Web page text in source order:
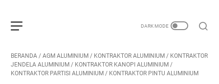
BERANDA / AGM ALUMINIUM / KONTRAKTOR ALUMINIUM / KONTRAKTOR
JENDELA ALUMINIUM / KONTRAKTOR KANOPI ALUMINIUM /
KONTRAKTOR PARTISI ALUMINIUM / KONTRAKTOR PINTU ALUMINIUM